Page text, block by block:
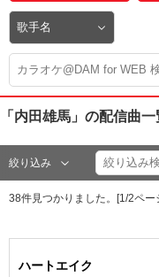
DAM★とも動
DAM★とも録
カラオケ＠
ユーザー検索
「内田雄馬」 の配信曲一
絞り込み
38件見つかりました。[1 /2ペー
ハートエイク